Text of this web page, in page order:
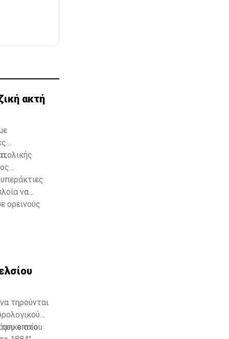
ακτή
να
ορεινούς
τηρούνται
οποίου
στο